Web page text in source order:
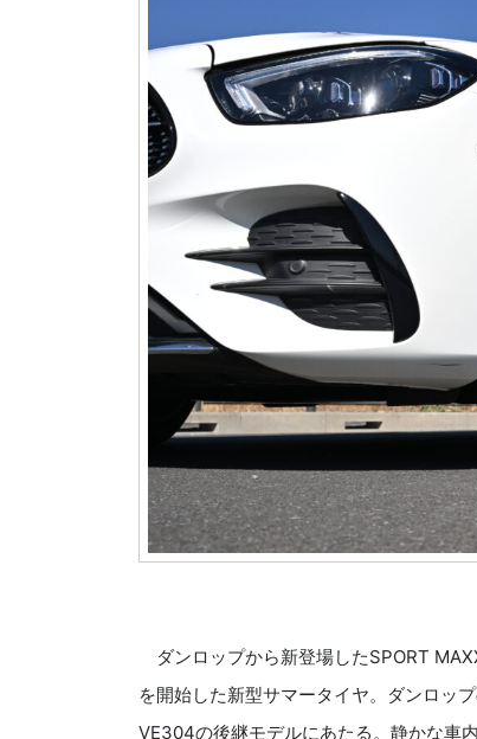
ダンロップから新登場したSPORT
を開始した新型サマータイヤ。ダンロッ
VE304の後継モデルにあたる。静かな車